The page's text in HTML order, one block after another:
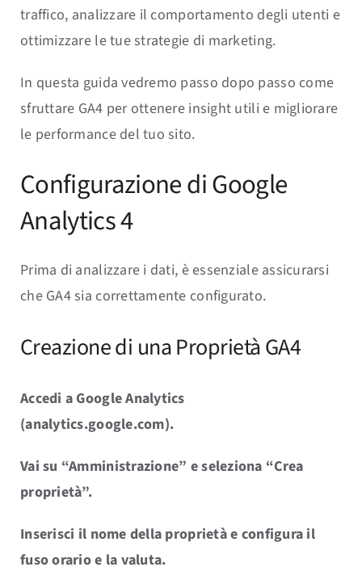
traffico, analizzare il comportamento degli utenti e
ottimizzare le tue strategie di marketing.
In questa guida vedremo passo dopo passo come
sfruttare GA4 per ottenere insight utili e migliorare
le performance del tuo sito.
Configurazione di Google
Analytics 4
Prima di analizzare i dati, è essenziale assicurarsi
che GA4 sia correttamente configurato.
Creazione di una Proprietà GA4
Accedi a Google Analytics
(analytics.google.com).
Vai su “Amministrazione” e seleziona “Crea
proprietà”.
Inserisci il nome della proprietà e configura il
fuso orario e la valuta.